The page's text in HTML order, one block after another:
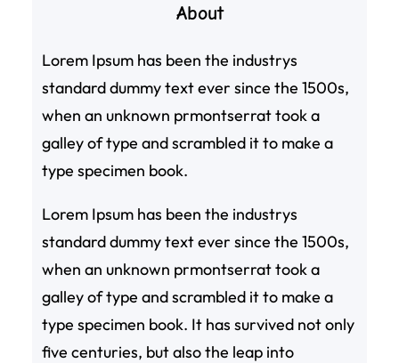
About
Lorem Ipsum has been the industrys
standard dummy text ever since the 1500s,
when an unknown prmontserrat took a
galley of type and scrambled it to make a
type specimen book.
Lorem Ipsum has been the industrys
standard dummy text ever since the 1500s,
when an unknown prmontserrat took a
galley of type and scrambled it to make a
type specimen book. It has survived not only
five centuries, but also the leap into